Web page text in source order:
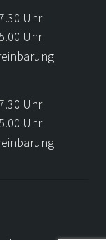
Uhr
Uhr
Uhr
Uhr